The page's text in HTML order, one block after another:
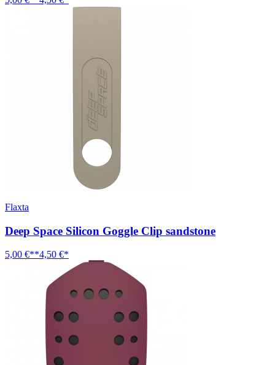
Flaxta
Deep Space Silicon Goggle Clip sandstone
5,00 €**4,50 €*